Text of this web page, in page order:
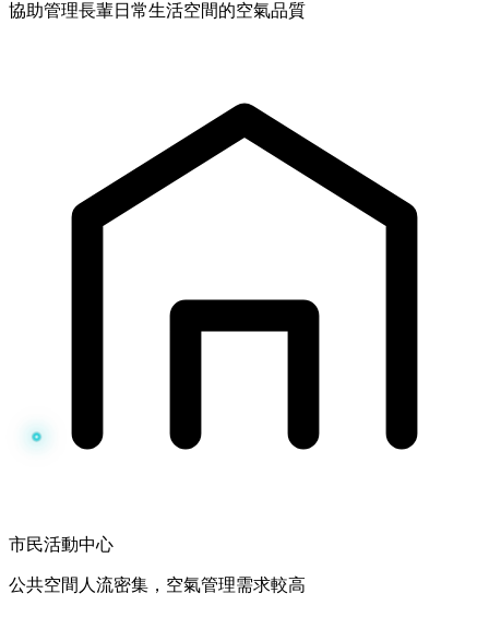
協助管理長輩日常生活空間的空氣品質
市民活動中心
公共空間人流密集，空氣管理需求較高